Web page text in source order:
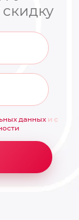
данных и с